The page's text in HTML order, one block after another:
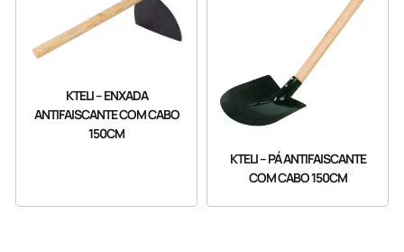
KTELI – ENXADA
ANTIFAISCANTE COM CABO
150CM
KTELI – PÁ ANTIFAISCANTE
COM CABO 150CM